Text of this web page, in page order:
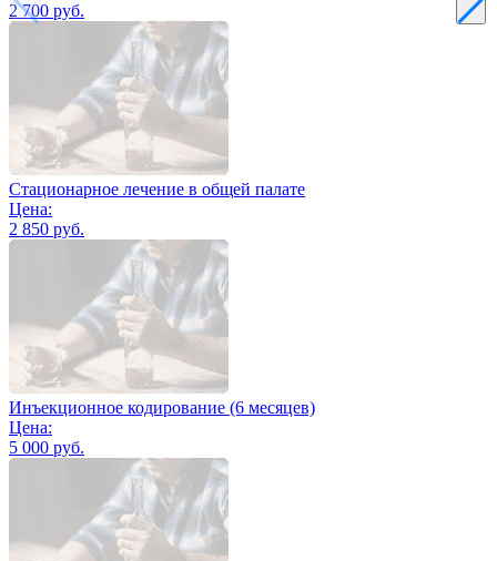
2 700 руб.
Стационарное лечение в общей палате
Цена:
2 850 руб.
Инъекционное кодирование (6 месяцев)
Цена:
5 000 руб.